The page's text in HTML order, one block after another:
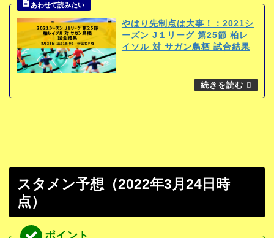
やはり先制点は大事！：2021シ
ーズン J１リーグ 第25節 柏レ
イソル 対 サガン鳥栖 試合結果
スタメン予想（2022年3月24日時
点）